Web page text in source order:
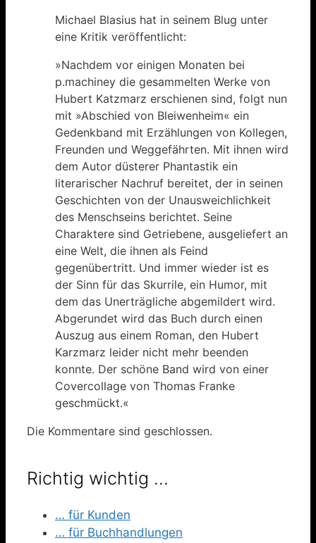
Michael Blasius hat in seinem Blug unter
eine Kritik veröffentlicht:
»Nachdem vor einigen Monaten bei
p.machiney die gesammelten Werke von
Hubert Katzmarz erschienen sind, folgt nun
mit »Abschied von Bleiwenheim« ein
Gedenkband mit Erzählungen von Kollegen,
Freunden und Weggefährten. Mit ihnen wird
dem Autor düsterer Phantastik ein
literarischer Nachruf bereitet, der in seinen
Geschichten von der Unausweichlichkeit
des Menschseins berichtet. Seine
Charaktere sind Getriebene, ausgeliefert an
eine Welt, die ihnen als Feind
gegenübertritt. Und immer wieder ist es
der Sinn für das Skurrile, ein Humor, mit
dem das Unerträgliche abgemildert wird.
Abgerundet wird das Buch durch einen
Auszug aus einem Roman, den Hubert
Karzmarz leider nicht mehr beenden
konnte. Der schöne Band wird von einer
Covercollage von Thomas Franke
geschmückt.«
Die Kommentare sind geschlossen.
Richtig wichtig …
… für Kunden
… für Buchhandlungen